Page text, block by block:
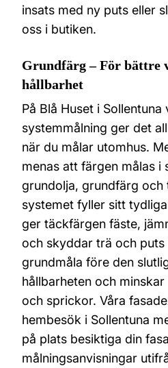
insats med ny puts eller
oss i butiken.
Grundfärg – För bättre
hållbarhet
På Blå Huset i Sollentuna
systemmålning ger det
när du målar utomhus.
menas att färgen målas i
grundolja, grundfärg och
systemet fyller sitt
ger täckfärgen fäste,
och skyddar trä och
grundmåla före den
hållbarheten och
och sprickor. Våra
hembesök i Sollentuna
på plats besiktiga din
målningsanvisningar